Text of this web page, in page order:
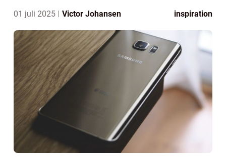
01 juli 2025 Victor Johansen inspiration